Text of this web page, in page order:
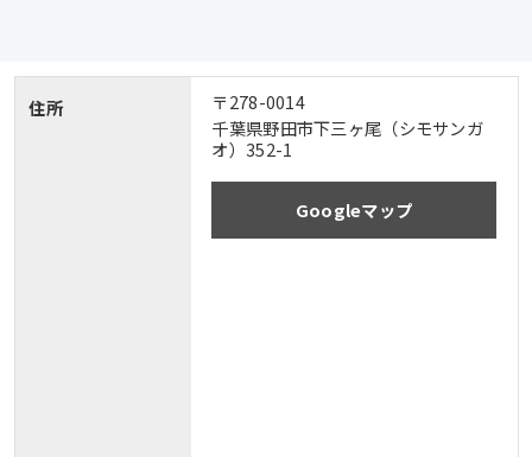
住所
〒278-0014
千葉県野田市下三ヶ尾（シモサンガ
オ）352-1
Googleマップ